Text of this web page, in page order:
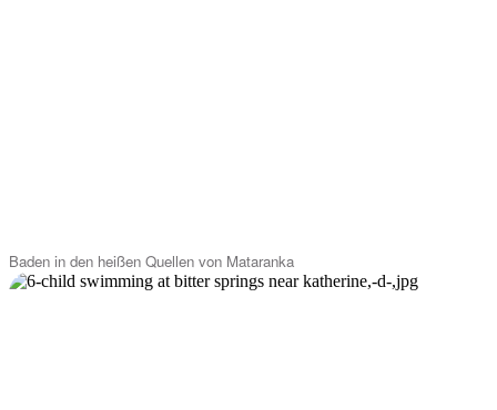
Baden in den heißen Quellen von Mataranka